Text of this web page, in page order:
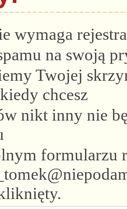
wymaga
na swoją
Twojej
chcesz
nikt inny nie
formularzu